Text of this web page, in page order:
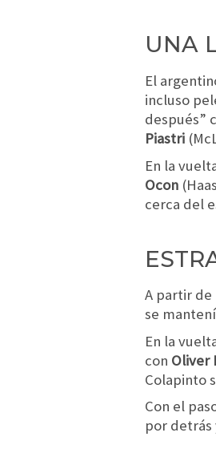
UNA
El
incluso
después”
Piastri
En la
Ocon
cerca del
A partir de
se
En la
con Oliver
Colapinto
Con el
por detrás